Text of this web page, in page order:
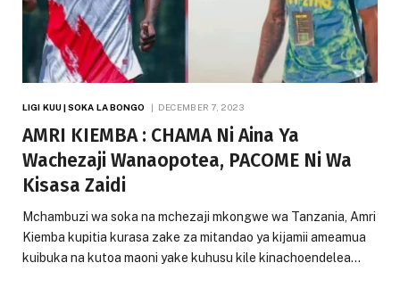
LIGI KUU | SOKA LA BONGO DECEMBER 7, 2023
AMRI KIEMBA : CHAMA Ni Aina Ya
Wachezaji Wanaopotea, PACOME Ni Wa
Kisasa Zaidi
Mchambuzi wa soka na mchezaji mkongwe wa Tanzania, Amri
Kiemba kupitia kurasa zake za mitandao ya kijamii ameamua
kuibuka na kutoa maoni yake kuhusu kile kinachoendelea…